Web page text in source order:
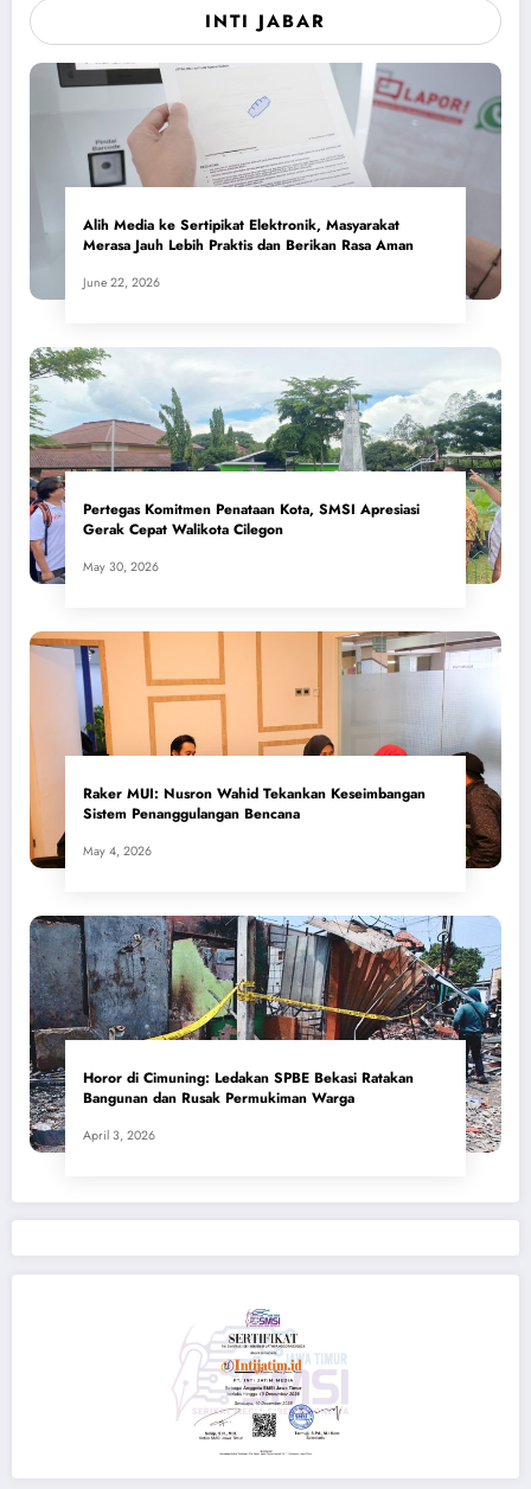
INTI JABAR
Alih Media ke Sertipikat Elektronik, Masyarakat
Merasa Jauh Lebih Praktis dan Berikan Rasa Aman
June 22, 2026
Pertegas Komitmen Penataan Kota, SMSI Apresiasi
Gerak Cepat Walikota Cilegon
May 30, 2026
​Raker MUI: Nusron Wahid Tekankan Keseimbangan
Sistem Penanggulangan Bencana
May 4, 2026
Horor di Cimuning: Ledakan SPBE Bekasi Ratakan
Bangunan dan Rusak Permukiman Warga
April 3, 2026